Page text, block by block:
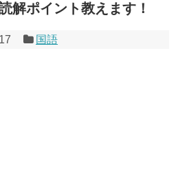
解ポイント教えます！
国語